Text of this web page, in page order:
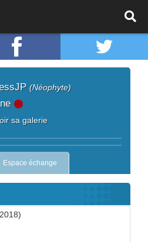
(Néophyte)
sa galerie
Espace échange